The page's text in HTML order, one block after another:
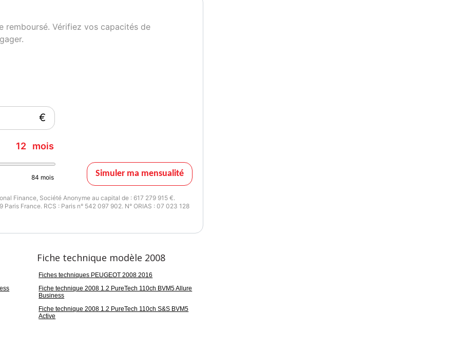
remboursé. Vérifiez vos capacités de
€
12 mois
84 mois Simuler ma mensualité
Finance, Société Anonyme au capital de : 617 279 915 €.
France. RCS : Paris n° 542 097 902. N° ORIAS : 07 023 128
Fiche technique modèle 2008
Fiches techniques PEUGEOT 2008 2016
Fiche technique 2008 1.2 PureTech 110ch BVM5 Allure
Business
Fiche technique 2008 1.2 PureTech 110ch S&S BVM5
Active